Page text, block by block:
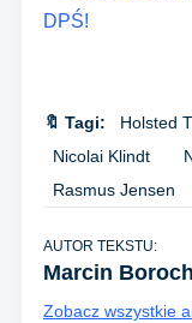
DPŚ!
🔖 Tagi: Holsted
Nicolai Klindt
Rasmus Jensen
AUTOR TEKSTU:
Marcin Boroch
Zobacz wszystkie